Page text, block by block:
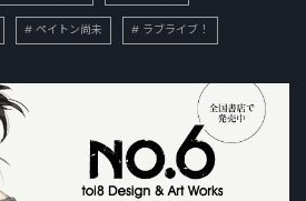
ペイトン尚未 ラブライブ！